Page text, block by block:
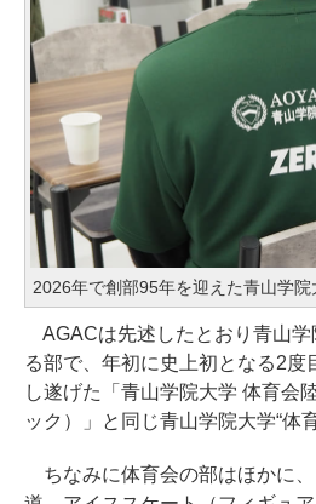
2026年で創部95年を迎えた青山学
AGACは先述したとおり青山学
る部で、年初に史上初となる2度
し遂げた「青山学院大学 体育会
ック）」と同じ青山学院大学“体
ちなみに体育会の部はほかに